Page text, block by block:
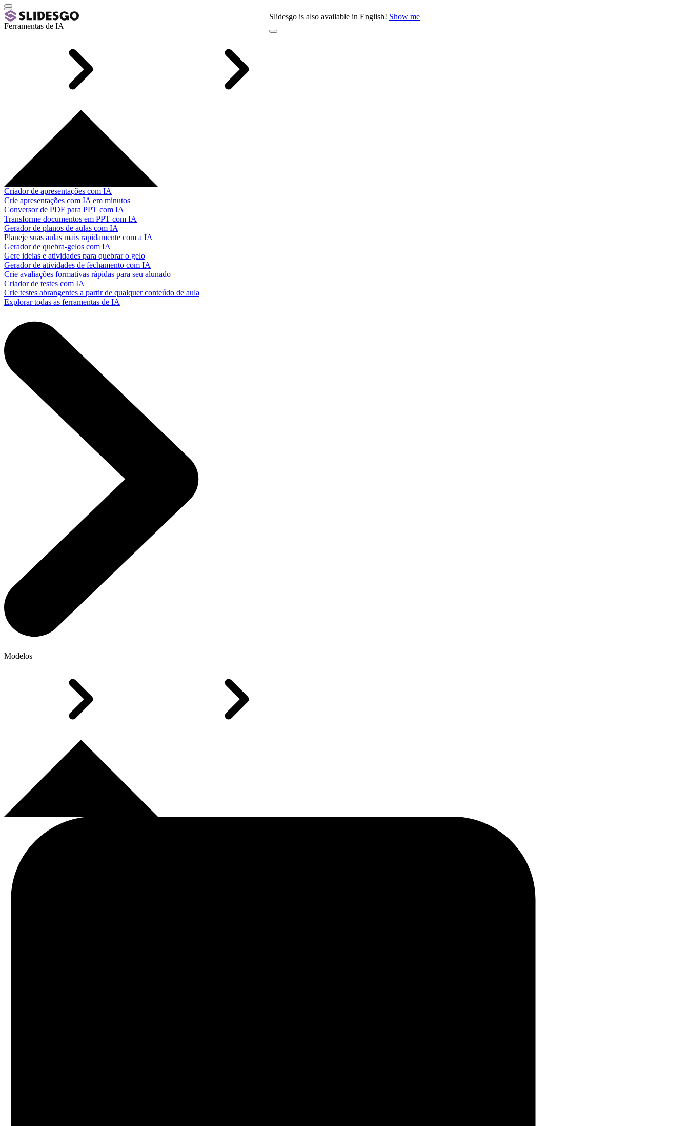
Slidesgo is also available in English! Show me
Ferramentas de IA
Criador de apresentações com IA
Crie apresentações com IA em minutos
Conversor de PDF para PPT com IA
Transforme documentos em PPT com IA
Gerador de planos de aulas com IA
Planeje suas aulas mais rapidamente com a IA
Gerador de quebra-gelos com IA
Gere ideias e atividades para quebrar o gelo
Gerador de atividades de fechamento com IA
Crie avaliações formativas rápidas para seu alunado
Criador de testes com IA
Crie testes abrangentes a partir de qualquer conteúdo de aula
Explorar todas as ferramentas de IA
Modelos